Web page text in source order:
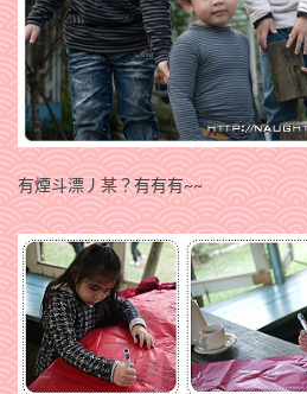
有煙斗漂丿某？有有有~~